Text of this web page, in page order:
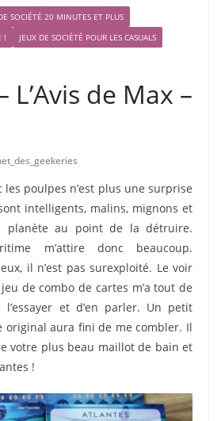
SOCIÉTÉ 20 MINUTES ET PLUS
!
JEUX DE SOCIÉTÉ POUR LES CASUALS
L’Avis de Max –
les poulpes n’est plus une surprise
intelligents, malins, mignons et
planète au point de la détruire.
m’attire donc beaucoup.
il n’est pas surexploité. Le voir
de combo de cartes m’a tout de
et d’en parler. Un petit
original aura fini de me combler. Il
votre plus beau maillot de bain et
!